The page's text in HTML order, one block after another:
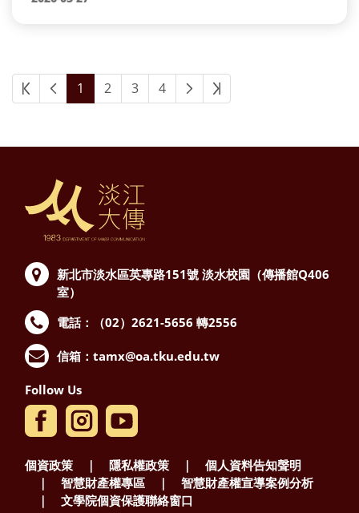
1 2 3 4
新北市淡水區英專路151號 淡水校園（傳播館Q406
室）
電話：（02）2621-5656 轉2556
信箱： tamx@oa.tku.edu.tw
Follow Us
個資政策 ｜ 隱私權政策 ｜ 個人資料告知聲明
｜ 智慧財產權專區 ｜ 智慧財產權宣導案例分析
｜ 文學院個資保護聯絡窗口